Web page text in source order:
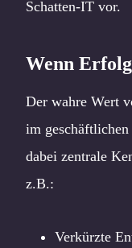
Schatten-IT vor.
Wenn
Der wahre Wert
im
dabei zentrale
z.B.:
Verkürzte